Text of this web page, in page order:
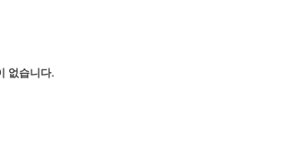
없습니다.